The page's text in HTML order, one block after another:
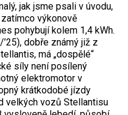
jak jsme psali v úvodu,
výkonově
pohybují kolem 1,4 kWh.
dobře známý již z
má „dospělé“
síly není posílený
elektromotor v
krátkodobé jízdy
velkých vozů Stel­lantisu